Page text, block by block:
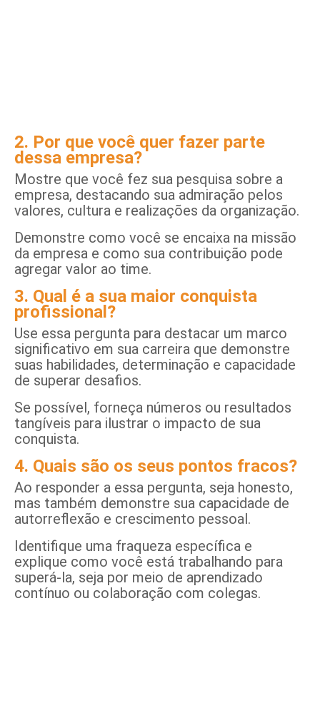
2. Por que você quer fazer parte
dessa empresa?
Mostre que você fez sua pesquisa sobre a
empresa, destacando sua admiração pelos
valores, cultura e realizações da organização.
Demonstre como você se encaixa na missão
da empresa e como sua contribuição pode
agregar valor ao time.
3. Qual é a sua maior conquista
profissional?
Use essa pergunta para destacar um marco
significativo em sua carreira que demonstre
suas habilidades, determinação e capacidade
de superar desafios.
Se possível, forneça números ou resultados
tangíveis para ilustrar o impacto de sua
conquista.
4. Quais são os seus pontos fracos?
Ao responder a essa pergunta, seja honesto,
mas também demonstre sua capacidade de
autorreflexão e crescimento pessoal.
Identifique uma fraqueza específica e
explique como você está trabalhando para
superá-la, seja por meio de aprendizado
contínuo ou colaboração com colegas.